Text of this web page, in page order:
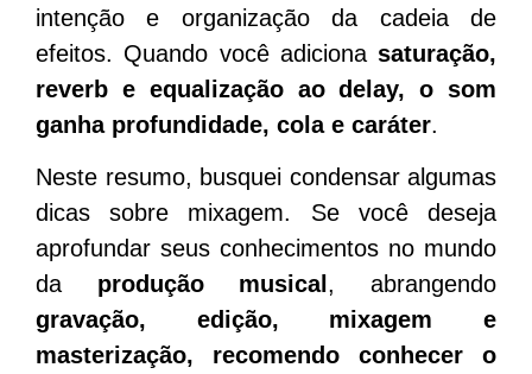
intenção e organização da cadeia de
efeitos. Quando você adiciona saturação,
reverb e equalizaçãoao delay, o som
ganha profundidade, cola e caráter.
Neste resumo, busquei condensar algumas
dicas sobre mixagem. Se você deseja
aprofundar seus conhecimentos no mundo
da produção musical , abrangendo
gravação, edição, mixagem e
masterização, recomendo conhecer o